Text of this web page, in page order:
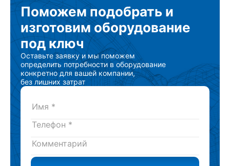
Поможем подобрать и
изготовимоборудование
под ключ
Оставьте заявку и мы поможем
определить потребности в оборудование
конкретно для вашей компании,
без лишних затрат